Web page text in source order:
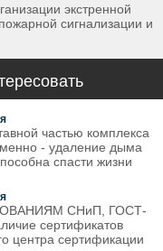
экстренной
сигнализации и
частью комплекса
- удаление дыма
спасти жизни
СНиП, ГОСТ-
сертификатов
центра сертификации